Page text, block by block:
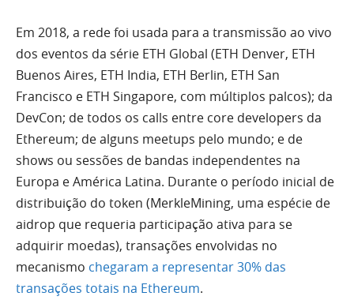
Em 2018, a rede foi usada para a transmissão ao vivo
dos eventos da série ETH Global (ETH Denver, ETH
Buenos Aires, ETH India, ETH Berlin, ETH San
Francisco e ETH Singapore, com múltiplos palcos); da
DevCon; de todos os calls entre core developers da
Ethereum; de alguns meetups pelo mundo; e de
shows ou sessões de bandas independentes na
Europa e América Latina. Durante o período inicial de
distribuição do token (MerkleMining, uma espécie de
aidrop que requeria participação ativa para se
adquirir moedas), transações envolvidas no
mecanismo chegaram a representar 30% das
transações totais na Ethereum.